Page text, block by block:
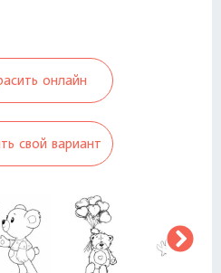
онлайн
свой вариант